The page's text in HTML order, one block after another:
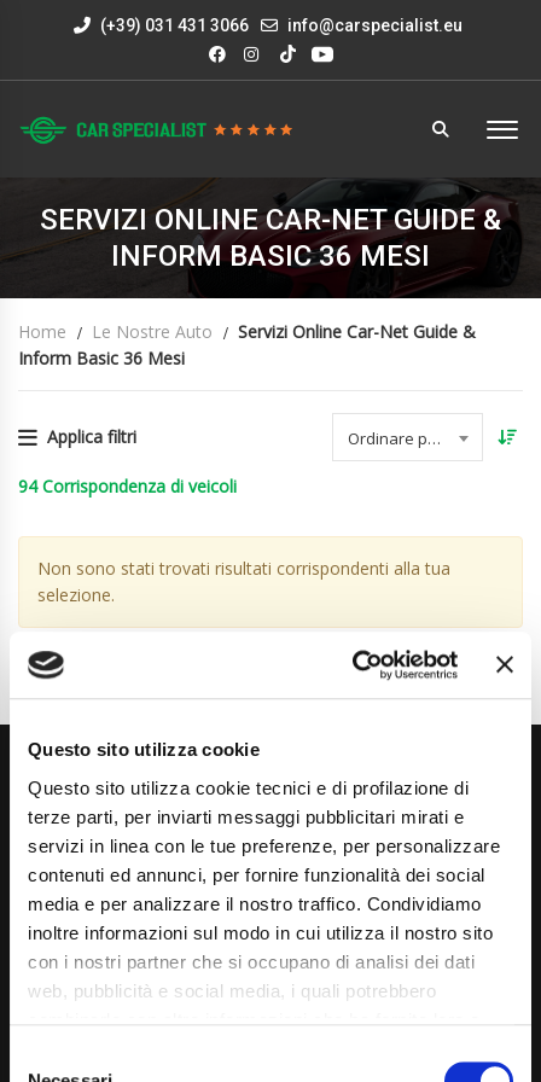
Questo sito utilizza cookie
Questo sito utilizza cookie tecnici e di profilazione di
terze parti, per inviarti messaggi pubblicitari mirati e
servizi in linea con le tue preferenze, per personalizzare
contenuti ed annunci, per fornire funzionalità dei social
media e per analizzare il nostro traffico. Condividiamo
inoltre informazioni sul modo in cui utilizza il nostro sito
con i nostri partner che si occupano di analisi dei dati
web, pubblicità e social media, i quali potrebbero
mera chiusura del banner non comporta l’accettazione
(+39) 031 431 3066 info@carspecialist.eu
SERVIZI ONLINE CAR-NET GUIDE &
INFORM BASIC 36 MESI
Home Le Nostre Auto
Servizi Online Car-Net Guide &
Inform Basic 36 Mesi
Applica filtri Ordinare per data
94 Corrispondenza di veicoli
Non sono stati trovati risultati corrispondenti alla tua
selezione.
Via Giuditta Pasta 2, Como (CO) 22100
(+39) 031 431 3066
info@carspecialist.eu